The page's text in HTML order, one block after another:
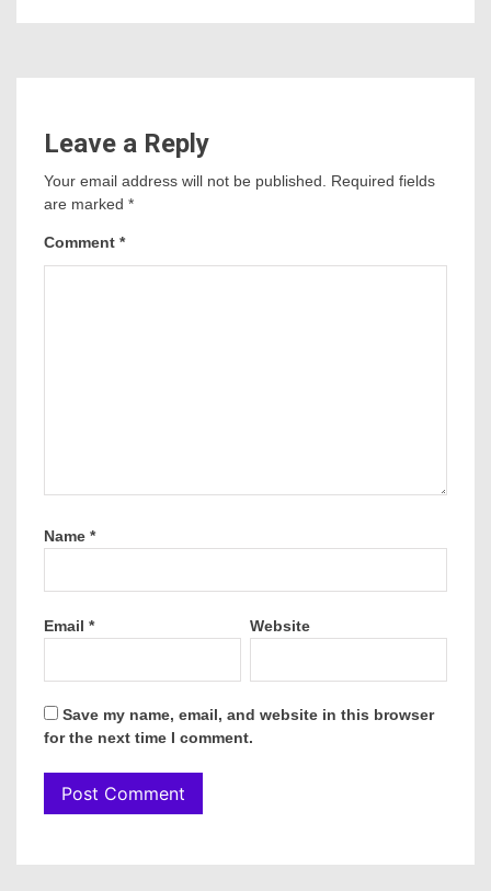
Leave a Reply
Your email address will not be published. Required fields
are marked *
Comment *
Name *
Email * Website
Save my name, email, and website in this browser
for the next time I comment.